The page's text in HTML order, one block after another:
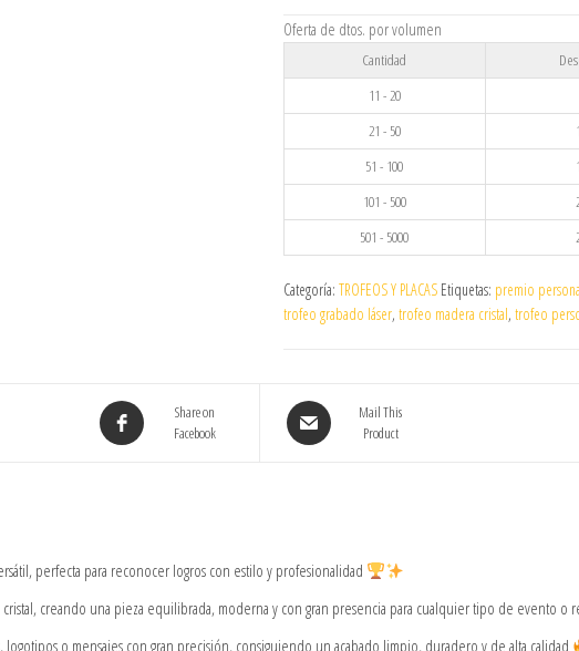
Oferta de dtos. por volumen
Cantidad
11 - 20
21 - 50
51 - 100
101 - 500
501 - 5000
Categoría: TROFEOS Y PLACAS Etiquetas: premio
trofeo grabado láser, trofeo madera cristal, trofeo
Share on
Facebook
Mail This
Product
perfecta para reconocer logros con estilo y profesionalidad
creando una pieza equilibrada, moderna y con gran presencia para cualquier tipo de evento o
o mensajes con gran precisión, consiguiendo un acabado limpio, duradero y de alta calidad